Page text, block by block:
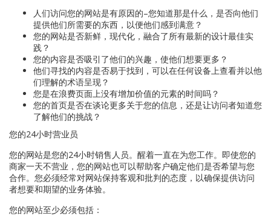
人们访问您的网站是有原因的–您知道那是什么，是否向他们
提供他们所需要的东西，以便他们感到满意？
您的网站是否新鲜，现代化，融合了所有最新的设计最佳实
践？
您的内容是否吸引了他们的兴趣，使他们想要更多？
他们寻找的内容是否易于找到，可以在任何设备上查看并以他
们理解的术语呈现？
您是在浪费页面上没有增加价值的元素的时间吗？
您的首页是否在谈论更多关于您的信息，还是让访问者知道您
了解他们的挑战？
您的24小时营业员
您的网站是您的24小时销售人员。醒着一直在为您工作。即使您的
商家一天不营业，您的网站也可以帮助客户确定他们是否希望与您
合作。您必须经常对网站保持客观和批判的态度，以确保提供访问
者想要和期望的业务体验。
您的网站至少必须包括：